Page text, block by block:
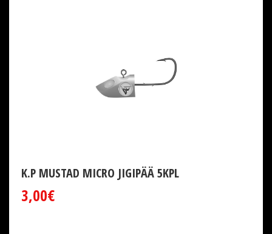
K.P MUSTAD MICRO JIGIPÄÄ 5KPL
3,00€